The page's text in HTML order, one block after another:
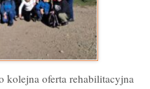
kolejna oferta rehabilitacyjna